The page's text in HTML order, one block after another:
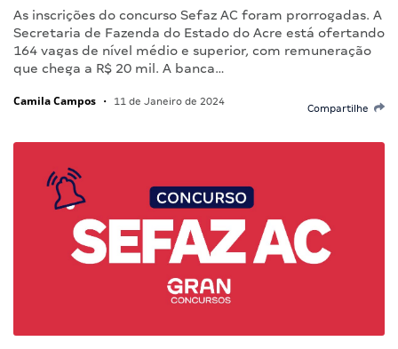
As inscrições do concurso Sefaz AC foram prorrogadas. A
Secretaria de Fazenda do Estado do Acre está ofertando
164 vagas de nível médio e superior, com remuneração
que chega a R$ 20 mil. A banca…
Camila Campos • 11 de Janeiro de 2024
Compartilhe